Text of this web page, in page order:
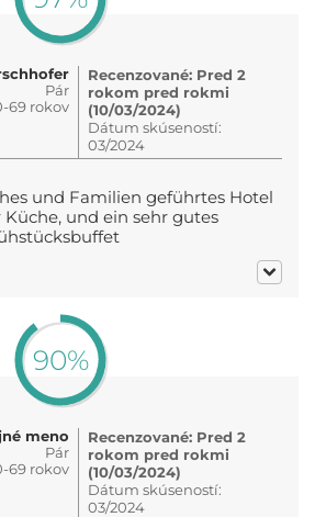
Pár
69 rokov
Recenzované: Pred 2
rokom pred rokmi
(10/03/2024)
Dátum skúseností:
03/2024
und Familien geführtes Hotel
und ein sehr gutes
90%
meno
Pár
69 rokov
Recenzované: Pred 2
rokom pred rokmi
(10/03/2024)
Dátum skúseností:
03/2024